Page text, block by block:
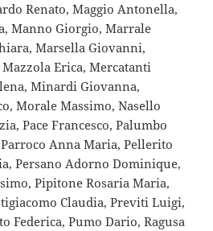
Renato, Maggio Antonella,
Manno Giorgio, Marrale
Marsella Giovanni,
Erica, Mercatanti
Minardi Giovanna,
Morale Massimo, Nasello
Pace Francesco, Palumbo
Anna Maria, Pellerito
Persano Adorno Dominique,
Pipitone Rosaria Maria,
Claudia, Previti Luigi,
Federica, Pumo Dario, Ragusa